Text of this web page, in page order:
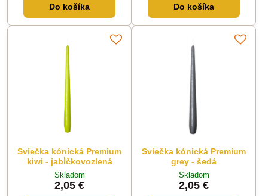
Do košíka Do košíka
Sviečka kónická Premium
kiwi - jabĺčkovozlená
Skladom
2,05 €
Sviečka kónická Premium
grey - šedá
Skladom
2,05 €